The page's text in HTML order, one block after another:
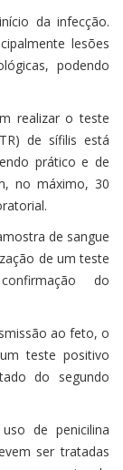
da infecção.
lesões
podendo
realizar o teste
de sífilis está
prático e de
no máximo, 30
de sangue
de um teste
do
ao feto, o
teste positivo
do segundo
de penicilina
ser tratadas